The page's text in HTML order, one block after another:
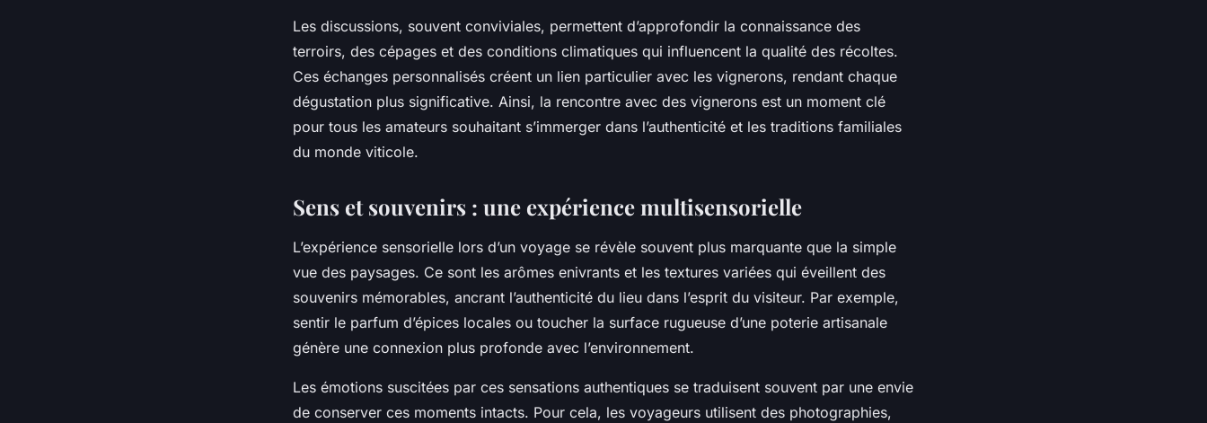
Les discussions, souvent conviviales, permettent d’approfondir la connaissance des
terroirs, des cépages et des conditions climatiques qui influencent la qualité des récoltes.
Ces échanges personnalisés créent un lien particulier avec les vignerons, rendant chaque
dégustation plus significative. Ainsi, la rencontre avec des vignerons est un moment clé
pour tous les amateurs souhaitant s’immerger dans l’authenticité et les traditions familiales
du monde viticole.
Sens et souvenirs : une expérience multisensorielle
L’expérience sensorielle lors d’un voyage se révèle souvent plus marquante que la simple
vue des paysages. Ce sont les arômes enivrants et les textures variées qui éveillent des
souvenirs mémorables, ancrant l’authenticité du lieu dans l’esprit du visiteur. Par exemple,
sentir le parfum d’épices locales ou toucher la surface rugueuse d’une poterie artisanale
génère une connexion plus profonde avec l’environnement.
Les émotions suscitées par ces sensations authentiques se traduisent souvent par une envie
de conserver ces moments intacts. Pour cela, les voyageurs utilisent des photographies,